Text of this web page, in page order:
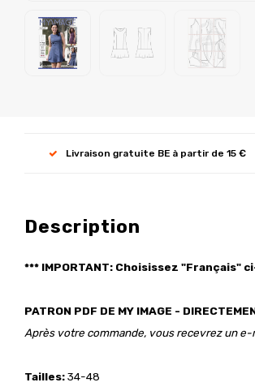
Livraison gratuite BE à partir de 15 €
Description
*** IMPORTANT: Choisissez "Français"
PATRON PDF DE MY IMAGE -
Après votre commande, vous recevrez un
Tailles:34-48